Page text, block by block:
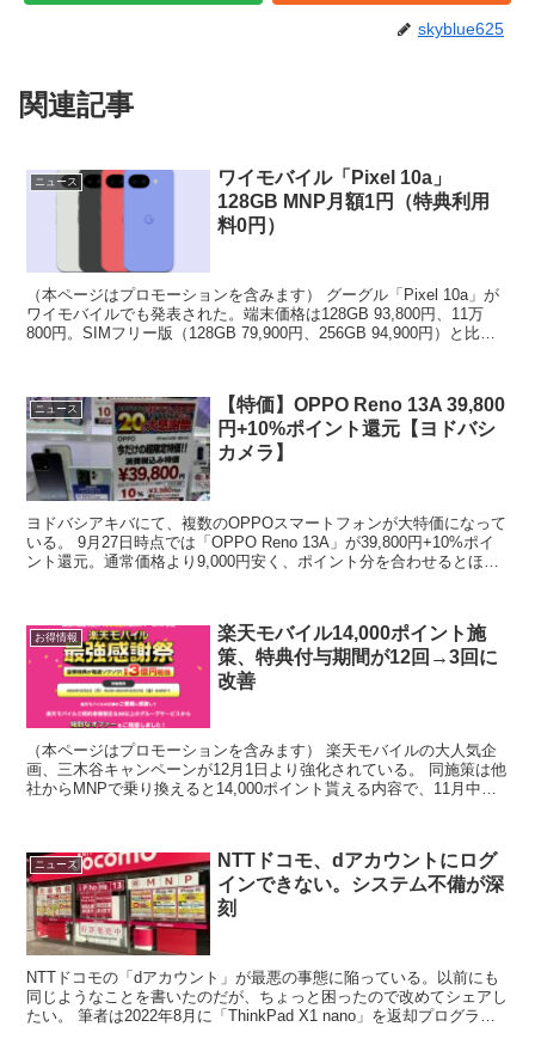
skyblue625
関連記事
ニュース
ワイモバイル「Pixel 10a」
128GB MNP月額1円（特典利用
料0円）
（本ページはプロモーションを含みます） グーグル「Pixel 10a」が
ワイモバイルでも発表された。端末価格は128GB 93,800円、11万
800円。SIMフリー版（128GB 79,900円、256GB 94,900円）と比べ
ニュース
【特価】OPPO Reno 13A 39,800
円+10%ポイント還元【ヨドバシ
カメラ】
ヨドバシアキバにて、複数のOPPOスマートフォンが大特価になって
いる。 9月27日時点では「OPPO Reno 13A」が39,800円+10%ポイ
ント還元。通常価格より9,000円安く、ポイント分を合わせるとほぼ
お得情報
楽天モバイル14,000ポイント施
策、特典付与期間が12回→3回に
改善
（本ページはプロモーションを含みます） 楽天モバイルの大人気企
画、三木谷キャンペーンが12月1日より強化されている。 同施策は他
社からMNPで乗り換えると14,000ポイント貰える内容で、11月中に
ニュース
NTTドコモ、dアカウントにログ
インできない。システム不備が深
刻
NTTドコモの「dアカウント」が最悪の事態に陥っている。以前にも
同じようなことを書いたのだが、ちょっと困ったので改めてシェアし
たい。 筆者は2022年8月に「ThinkPad X1 nano」を返却プログラム